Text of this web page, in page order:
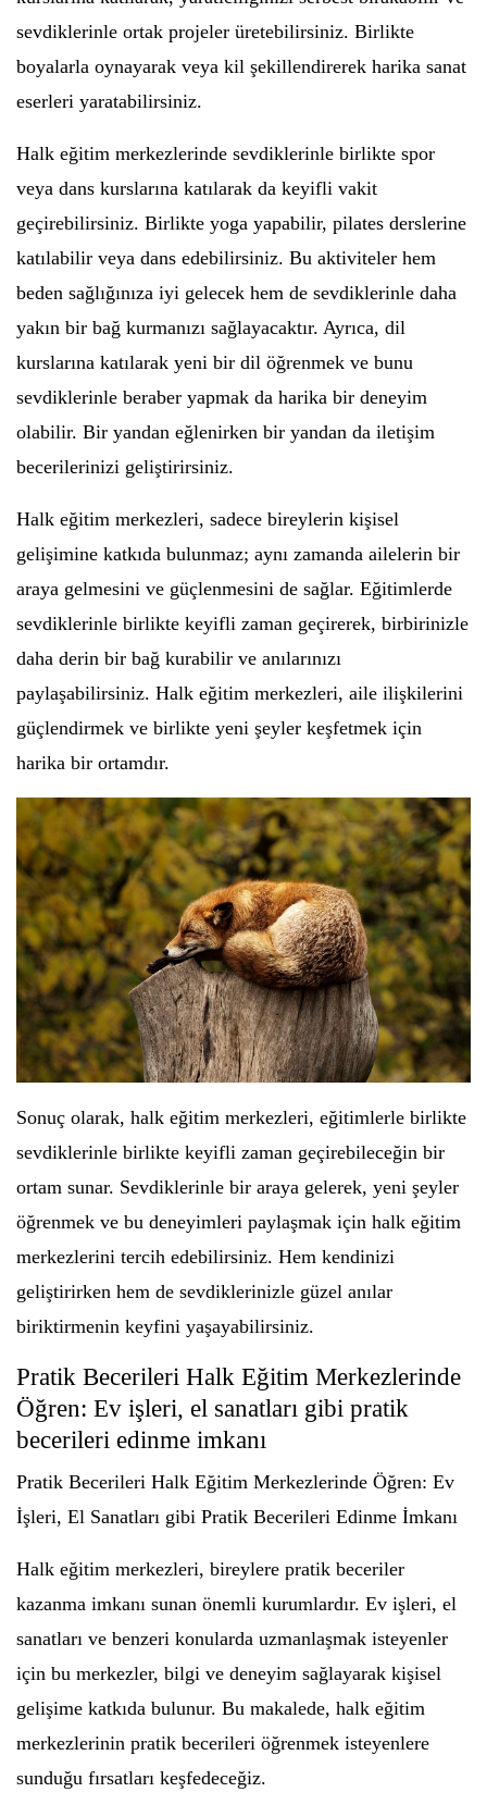
sevdiklerinle ortak projeler üretebilirsiniz. Birlikte
boyalarla oynayarak veya kil şekillendirerek harika sanat
eserleri yaratabilirsiniz.
Halk eğitim merkezlerinde sevdiklerinle birlikte spor
veya dans kurslarına katılarak da keyifli vakit
geçirebilirsiniz. Birlikte yoga yapabilir, pilates derslerine
katılabilir veya dans edebilirsiniz. Bu aktiviteler hem
beden sağlığınıza iyi gelecek hem de sevdiklerinle daha
yakın bir bağ kurmanızı sağlayacaktır. Ayrıca, dil
kurslarına katılarak yeni bir dil öğrenmek ve bunu
sevdiklerinle beraber yapmak da harika bir deneyim
olabilir. Bir yandan eğlenirken bir yandan da iletişim
becerilerinizi geliştirirsiniz.
Halk eğitim merkezleri, sadece bireylerin kişisel
gelişimine katkıda bulunmaz; aynı zamanda ailelerin bir
araya gelmesini ve güçlenmesini de sağlar. Eğitimlerde
sevdiklerinle birlikte keyifli zaman geçirerek, birbirinizle
daha derin bir bağ kurabilir ve anılarınızı
paylaşabilirsiniz. Halk eğitim merkezleri, aile ilişkilerini
güçlendirmek ve birlikte yeni şeyler keşfetmek için
harika bir ortamdır.
Sonuç olarak, halk eğitim merkezleri, eğitimlerle birlikte
sevdiklerinle birlikte keyifli zaman geçirebileceğin bir
ortam sunar. Sevdiklerinle bir araya gelerek, yeni şeyler
öğrenmek ve bu deneyimleri paylaşmak için halk eğitim
merkezlerini tercih edebilirsiniz. Hem kendinizi
geliştirirken hem de sevdiklerinizle güzel anılar
biriktirmenin keyfini yaşayabilirsiniz.
Pratik Becerileri Halk Eğitim Merkezlerinde
Öğren: Ev işleri, el sanatları gibi pratik
becerileri edinme imkanı
Pratik Becerileri Halk Eğitim Merkezlerinde Öğren: Ev
İşleri, El Sanatları gibi Pratik Becerileri Edinme İmkanı
Halk eğitim merkezleri, bireylere pratik beceriler
kazanma imkanı sunan önemli kurumlardır. Ev işleri, el
sanatları ve benzeri konularda uzmanlaşmak isteyenler
için bu merkezler, bilgi ve deneyim sağlayarak kişisel
gelişime katkıda bulunur. Bu makalede, halk eğitim
merkezlerinin pratik becerileri öğrenmek isteyenlere
sunduğu fırsatları keşfedeceğiz.